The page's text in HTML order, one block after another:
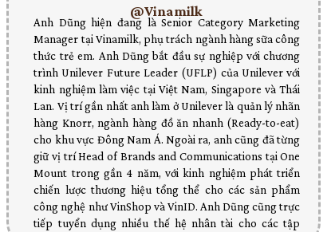
Anh Dũng hiện đang là Senior Category Marketing
Manager tại Vinamilk, phụ trách ngành hàng sữa công
thức trẻ em. Anh Dũng bắt đầu sự nghiệp với chương
trình Unilever Future Leader (UFLP) của Unilever với
kinh nghiệm làm việc tại Việt Nam, Singapore và Thái
Lan. Vị trí gần nhất anh làm ở Unilever là quản lý nhãn
hàng Knorr, ngành hàng đồ ăn nhanh (Ready-to-eat)
cho khu vực Đông Nam Á. Ngoài ra, anh cũng đã từng
giữ vị trí Head of Brands and Communications tại One
Mount trong gần 4 năm, với kinh nghiệm phát triển
chiến lược thương hiệu tổng thể cho các sản phẩm
công nghệ như VinShop và VinID. Anh Dũng cũng trực
tiếp tuyển dụng nhiều thế hệ nhân tài cho các tập
@Vinamilk